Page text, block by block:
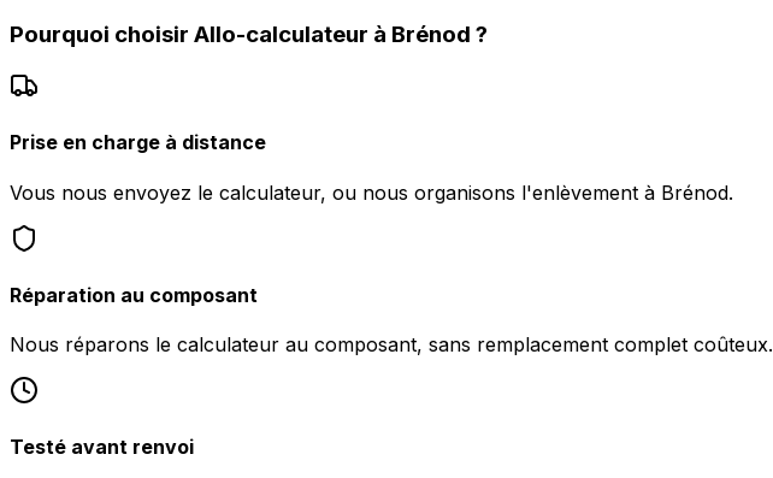
Pourquoi choisir Allo-calculateur à Brénod ?
Prise en charge à distance
Vous nous envoyez le calculateur, ou nous organisons l'enlèvement à Brénod.
Réparation au composant
Nous réparons le calculateur au composant, sans remplacement complet coûteux.
Testé avant renvoi